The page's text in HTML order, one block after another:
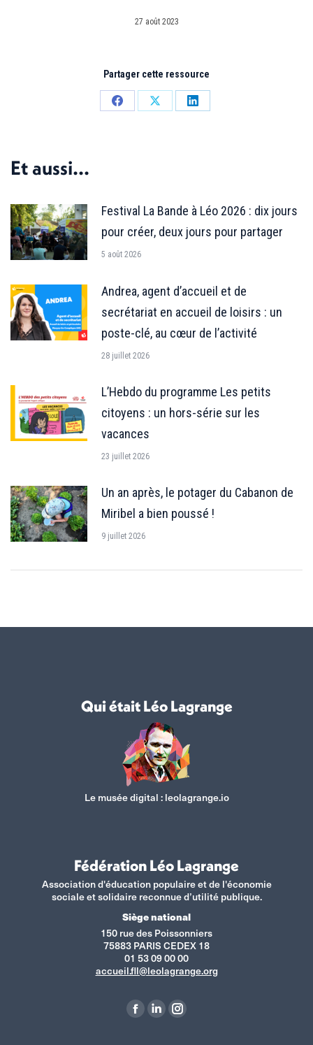
27 août 2023
Partager cette ressource
PartagerPartagerPartager
Et aussi...
Festival La Bande à Léo 2026 : dix jours
pour créer, deux jours pour partager
5 août 2026
Andrea, agent d’accueil et de
secrétariat en accueil de loisirs : un
poste-clé, au cœur de l’activité
28 juillet 2026
L’Hebdo du programme Les petits
citoyens : un hors-série sur les
vacances
23 juillet 2026
Un an après, le potager du Cabanon de
Miribel a bien poussé !
9 juillet 2026
Qui était Léo Lagrange
Le musée digital :leolagrange.io
Fédération Léo Lagrange
Association d'éducation populaire et de l'économie
sociale et solidaire reconnue d’utilité publique.
Siège national
150 rue des Poissonniers
75883 PARIS CEDEX 18
01 53 09 00 00
accueil.fll@leolagrange.org
La
La
La